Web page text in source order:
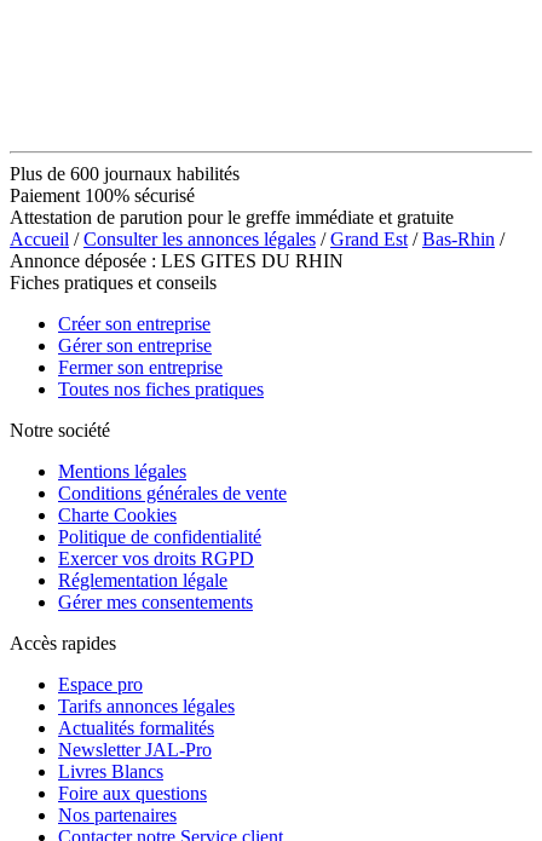
Plus de 600 journaux habilités
Paiement 100% sécurisé
Attestation de parution pour le greffe immédiate et gratuite
Accueil /Consulter les annonces légales /Grand Est /Bas-Rhin /
Annonce déposée : LES GITES DU RHIN
Fiches pratiques et conseils
Créer son entreprise
Gérer son entreprise
Fermer son entreprise
Toutes nos fiches pratiques
Notre société
Mentions légales
Conditions générales de vente
Charte Cookies
Politique de confidentialité
Exercer vos droits RGPD
Réglementation légale
Gérer mes consentements
Accès rapides
Espace pro
Tarifs annonces légales
Actualités formalités
Newsletter JAL-Pro
Livres Blancs
Foire aux questions
Nos partenaires
Contacter notre Service client